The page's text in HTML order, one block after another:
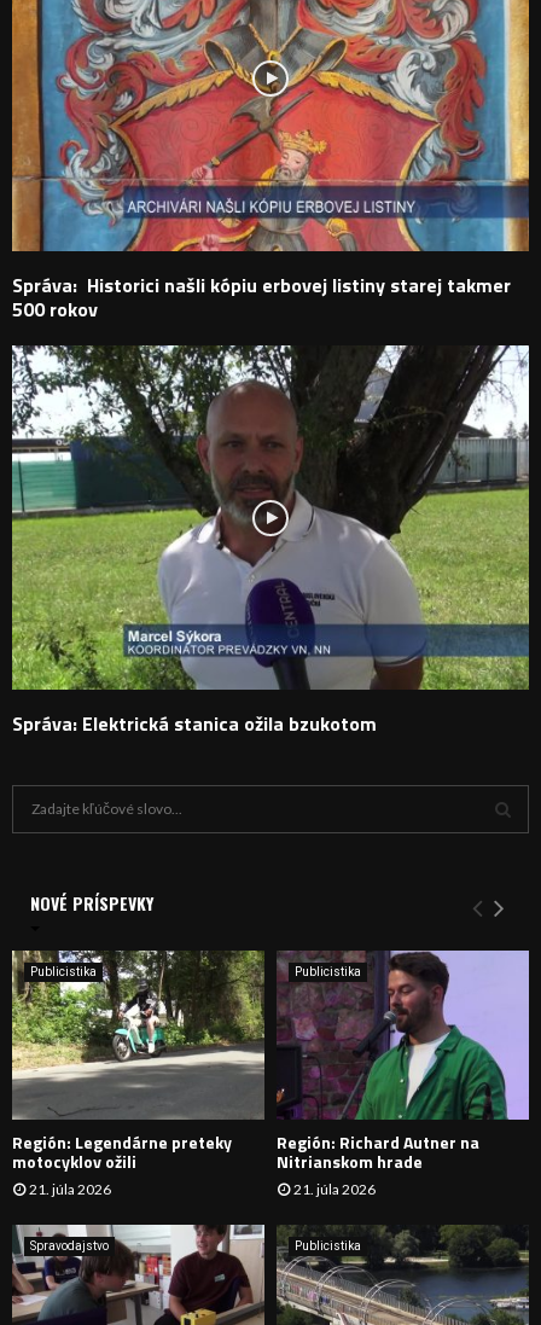
Správa: Historici našli kópiu erbovej listiny starej takmer
500 rokov
Správa: Elektrická stanica ožila bzukotom
i
e
:
Y
H
D
A
N
NOVÉ PRÍSPEVKY
Publicistika
Región: Legendárne preteky
motocyklov ožili
21. júla 2026
Publicistika
Región: Richard Autner na
Nitrianskom hrade
21. júla 2026
Spravodajstvo Publicistika